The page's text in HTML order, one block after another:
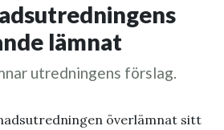
lämnat
utredningens förslag.
överlämnat sitt